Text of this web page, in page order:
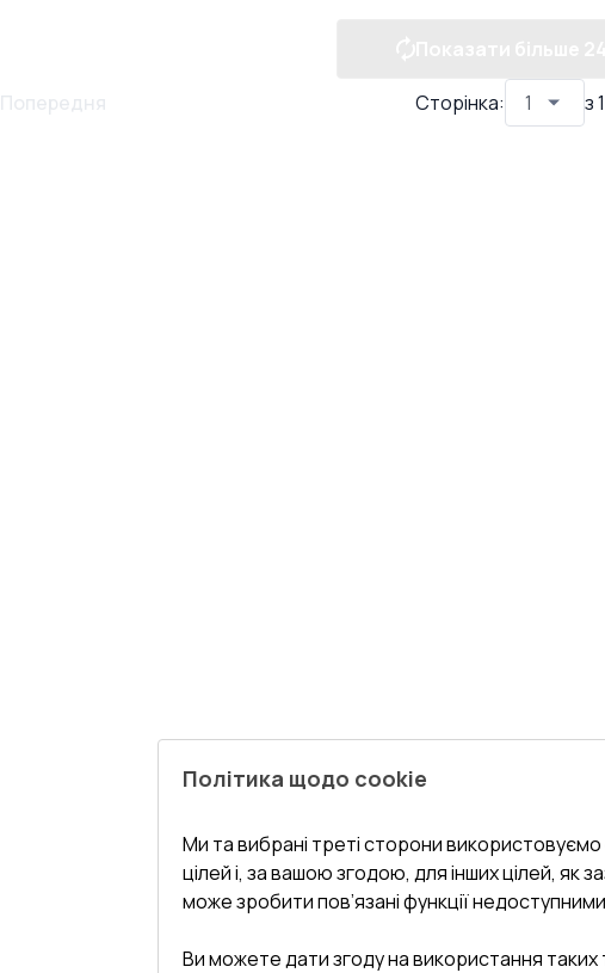
Петлі віконні комплект
Замок на одну точку (ECONOMY)
Попередня Сторінка: з1
Політика щодо cookie
Ми та вибрані треті сторони використовуємо
цілей і, за вашою згодою, для інших цілей, як
може зробити пов’язані функції
Ви можете дати згоду на використання